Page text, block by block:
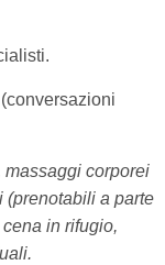
corporei
a parte
in rifugio,